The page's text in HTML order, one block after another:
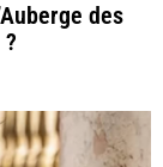
des